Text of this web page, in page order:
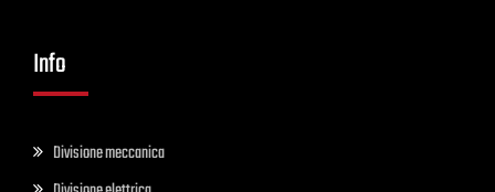
Info
Divisione meccanica